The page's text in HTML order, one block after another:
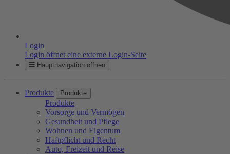
Login
Login öffnet eine externe Login-Seite
Hauptnavigation öffnen
Produkte Produkte
Produkte
Vorsorge und Vermögen
Gesundheit und Pflege
Wohnen und Eigentum
Haftpflicht und Recht
Auto, Freizeit und Reise